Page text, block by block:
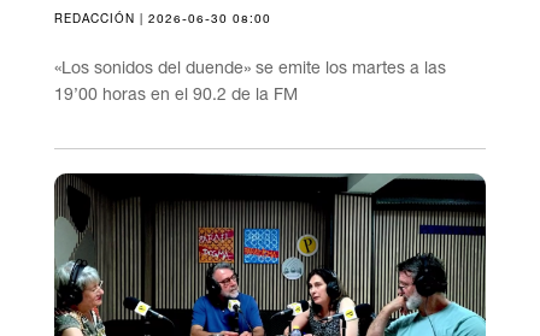
REDACCIÓN | 2026-06-30 08:00
«Los sonidos del duende» se emite los martes a las
19’00 horas en el 90.2 de la FM